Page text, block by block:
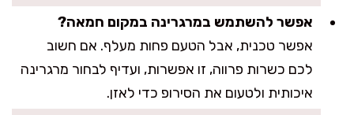
אפשר להשתמש במרגרינה במקום חמאה?
אפשר טכנית, אבל הטעם פחות מעלף. אם חשוב
לכם כשרות פרווה, זו אפשרות, ועדיף לבחור מרגרינה
איכותית ולטעום את הסירופ כדי לאזן.